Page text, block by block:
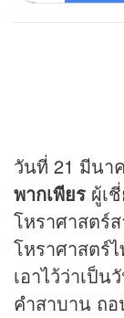
วันที่ 21 มีนา
พากเพียร ผู้เ
โหราศาสตร์
โหราศาสตร์
เอาไว้ว่าเป็
คำสาบาน ถ